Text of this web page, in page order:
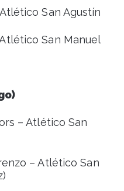
San Agustín
San Manuel
– Atlético San
– Atlético San